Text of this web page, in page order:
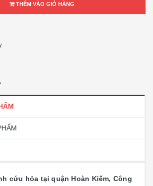
THÊM VÀO GIỎ HÀNG
cứu hỏa tại quận Hoàn Kiếm, Công